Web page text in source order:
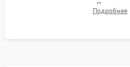
для контроля температур. Проверка
USB-портов, аудиовыходов и
Подробнее